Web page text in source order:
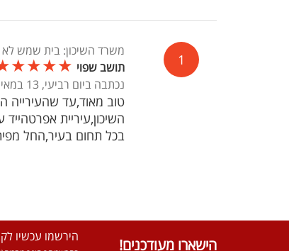
1
משרד השיכון: בית שמש לא
תושב שפוי ★
★
★
★
נכתבה ביום רביעי, 13 במאי 2026, 01:49
טוב מאוד,עד שהעירייה
השיכון,עיריית
בכל תחום בעיר,החל
הישארו מעודכנים! הירשמו עכשיו